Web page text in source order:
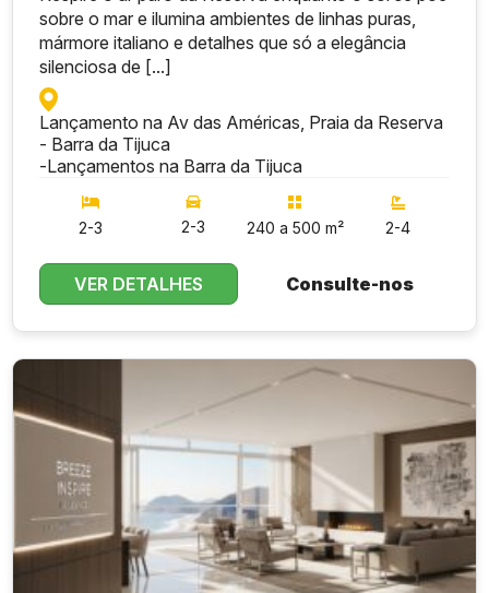
sobre o mar e ilumina ambientes de linhas puras,
mármore italiano e detalhes que só a elegância
silenciosa de [...]
Lançamento na Av das Américas, Praia da Reserva
- Barra da Tijuca
-Lançamentos na Barra da Tijuca
2-3 2-3 240 a 500 m² 2-4
VER DETALHES Consulte-nos